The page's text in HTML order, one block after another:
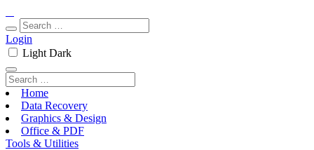
Login
Light Dark
Home
Data Recovery
Graphics & Design
Office & PDF
Tools & Utilities